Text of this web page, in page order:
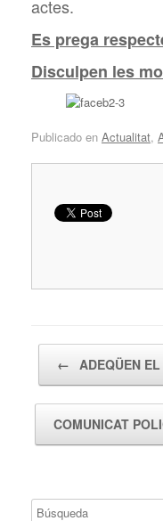
actes.
Es prega
Disculpen les
Publicado en Actualitat,
← ADEQÜEN
COMUNICAT